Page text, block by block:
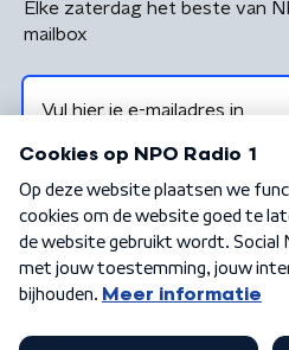
Elke zaterdag het beste van
mailbox
Algemene voorwaarden